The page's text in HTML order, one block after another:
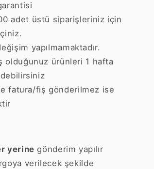
adet üstü siparişleriniz için
yapılmamaktadır.
olduğunuz ürünleri 1 hafta
fatura/fiş gönderilmez ise
yerine gönderim yapılır
verilecek şekilde